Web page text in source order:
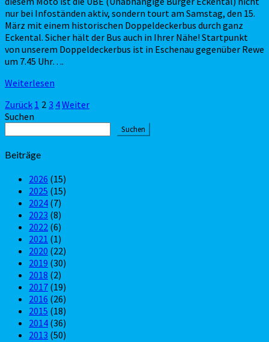
nur bei Infoständen aktiv, sondern tourt am Samstag, den 15.
März mit einem historischen Doppeldeckerbus durch ganz
Eckental. Sicher hält der Bus auch in Ihrer Nähe! Startpunkt
von unserem Doppeldeckerbus ist in Eschenau gegenüber Rewe
um 7.45 Uhr….
Weiterlesen
Seitennummerierung
der
Beiträge
Zurück 1 2 3 4Weiter
Suchen
Suchen
Beiträge
2026 (15)
2025 (15)
2024 (7)
2023 (8)
2022 (6)
2021 (1)
2020 (22)
2019 (30)
2018 (2)
2017 (19)
2016 (26)
2015 (18)
2014 (36)
2013 (50)